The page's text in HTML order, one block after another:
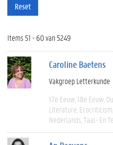
Reset
Items 51 - 60 van 5249
Caroline Baetens
Vakgroep Letterkunde
17e Eeuw 18e Eeuw
Literature Ecocriticism
Nederlands Taal- En